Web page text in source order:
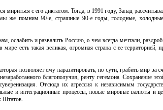
с его диктатом. Тогда, в 1991 году, Запад
же помним 90-е, страшные 90-е годы, голодные,
ослабить и развалить Россию, о чем всегда мечтали,
есть такая великая, огромная страна с ее территорией,
позволяет ему паразитировать, по сути, грабить мир за
благополучия, ренту гегемона. Сохранение
Отсюда их агрессия к независимым
и интеграционные процессы, новые мировые валюты и
Штатов.